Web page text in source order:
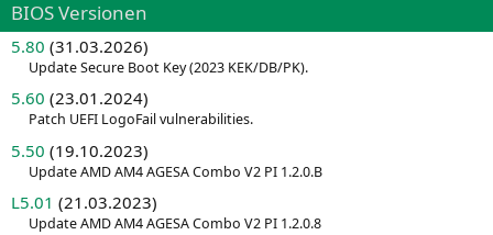
BIOS Versionen
5.80 (31.03.2026)
Update Secure Boot Key (2023 KEK/DB/PK).
5.60 (23.01.2024)
Patch UEFI LogoFail vulnerabilities.
5.50 (19.10.2023)
Update AMD AM4 AGESA Combo V2 PI 1.2.0.B
L5.01 (21.03.2023)
Update AMD AM4 AGESA Combo V2 PI 1.2.0.8